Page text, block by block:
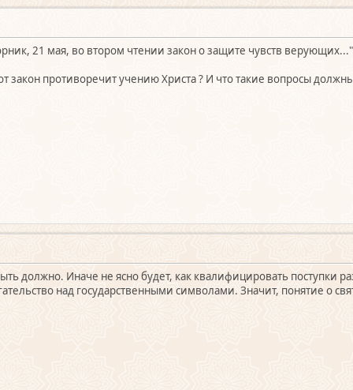
21 мая, во втором чтении закон о защите чувств верующих..."
закон противоречит учению Христа ? И что такие вопросы
должно. Иначе не ясно будет, как квалифицировать поступки
над государственными символами. Значит, понятие о